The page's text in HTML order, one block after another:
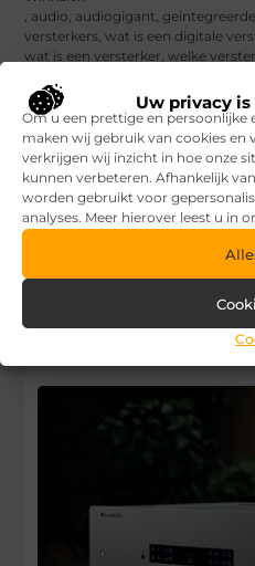
Uw privacy
Om u een prettige en persoonlijke
maken wij gebruik van cookies en
verkrijgen wij inzicht in hoe onze
kunnen verbeteren. Afhankelijk
worden gebruikt voor
analyses. Meer hierover leest u in
, audio, audiogigant,
versterkers,wat is een digitale
wat is een versterker,welke
DEEL DIT:
Begin vandaag
met bloggen op
Baits